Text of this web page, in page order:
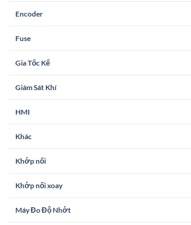
Encoder
Fuse
Gia Tốc Kế
Giám Sát Khí
HMI
Khác
Khớp nối
Khớp nối xoay
Máy Đo Độ Nhớt